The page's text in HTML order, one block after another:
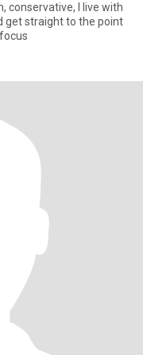
get straight to the point